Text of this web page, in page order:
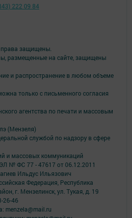
защищены.
размещенные на сайте, защищены
и распространение в любом объеме
только с письменного согласия
агентства по печати и массовым
(Мензеля)
службой по надзору в сфере
и массовых коммуникаций
№ ФС 77 - 47617 от 06.12.2011
Ильдус Ильязович
Федерация, Республика
г. Мензелинск, ул. Тукая, д. 19
26-46
menzela@mail.ru
222 09 84